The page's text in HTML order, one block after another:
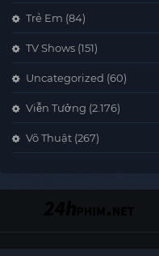
Trẻ Em (84)
TV Shows (151)
Uncategorized (60)
Viễn Tưởng (2.176)
Võ Thuật (267)